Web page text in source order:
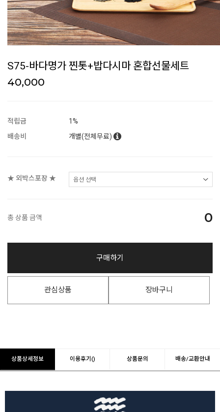
S75-바다명가 찐톳+밥다시마 혼합선물세트
40,000
적립금
1%
배송비
개별(전체무료)
★ 외박스포장 ★
총 상품 금액 0
구매하기
관심상품 장바구니
상품상세정보 이용후기() 상품문의 배송/교환안내